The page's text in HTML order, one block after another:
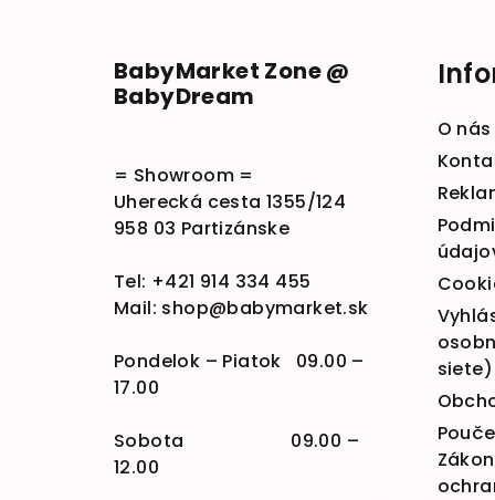
BabyMarket Zone @
BabyDream
= Showroom =
Uherecká cesta 1355/124
958 03 Partizánske
Tel: +421 914 334 455
Mail: shop@babymarket.sk
Pondelok – Piatok 09.00 –
17.00
Sobota 09.00 –
12.00
O nás
siete)